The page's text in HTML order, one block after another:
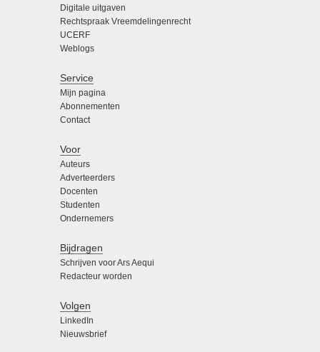
Digitale uitgaven
Rechtspraak Vreemdelingenrecht
UCERF
Weblogs
Service
Mijn pagina
Abonnementen
Contact
Voor
Auteurs
Adverteerders
Docenten
Studenten
Ondernemers
Bijdragen
Schrijven voor Ars Aequi
Redacteur worden
Volgen
LinkedIn
Nieuwsbrief